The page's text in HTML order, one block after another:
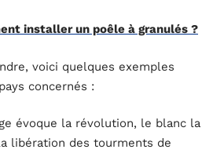
installer un poêle à granulés ?
voici quelques exemples
concernés :
évoque la révolution, le blanc la
libération des tourments de